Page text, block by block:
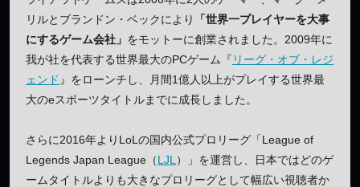
リルとブランドン・ベックにより
「世界一プレイヤーを大事
にするゲーム会社」 をモットーに創業されました。2009年に
我が社を代表する世界最大のPCゲーム『 リーグ・オブ・レジ
ェンド 』をローンチし、月間1億人以上がプレイする世界最
大のeスポーツタイトルまでに成長しました。
さらに2016年よりLoLの国内公式プロリーグ「League of
Legends Japan League（LJL ）」を運営し、日本ではどのゲ
ームタイトルよりも大きなプロリーグとして幅広い視聴者か